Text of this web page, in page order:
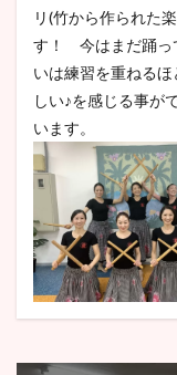
リ(竹から作られた
す！ 今はまだ踊っ
いは練習を重ねる
しい♪を感じる事が
います。